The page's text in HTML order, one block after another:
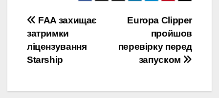
Post
navigation
Europa Clipper
пройшов
перевірку перед
запуском
FAA захищає
затримки
ліцензування
Starship